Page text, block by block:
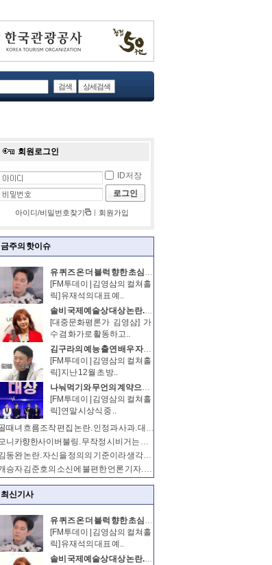
검색 상세검색
회원로그인
ID저장
로그인
아이디/비밀번호찾기 ㅣ 회원가입
금주의 핫이슈
유 퀴즈 온 더 블럭 향한 초심 찾아라 비판. 이해는 되나
[FM투데이 | 김영삼의 컬쳐홀
릭] 유재석의 대표 예..
솔비 국제예술상 대상 논란. 문제 삼을 만하다
[대중문화평론가 김영삼] 가
수 겸 화가로 활동하고..
김구라의 예능 출연 배우 자세 비판. 건강한 지적이다
[FM투데이 | 김영삼의 컬쳐홀
릭] 지난 12월 초 방..
나눠먹기와 무언의 계약으로 얼룩진 SBS연예대상?
[FM투데이 | 김영삼의 컬쳐홀
릭] 연말 시상식 중 ..
골때녀 흐름조작 편집 논란. 인정과 사과. 대중도 받아들여야
모니카 향한 사이버불링. 무작정 시비거는 자신을 경멸하라
김동완 논란. 자신을 정의의 기준이라 생각한 걸까?
개승자 김준호의 소신에 불편한 언론 기자. 시청자의 볼 권리까지 간섭하나
최신기사
유 퀴즈 온 더 블럭 향한 초심 찾아라 비판. 이해는 되나
[FM투데이 | 김영삼의 컬쳐홀
릭] 유재석의 대표 예..
솔비 국제예술상 대상 논란. 문제 삼을 만하다